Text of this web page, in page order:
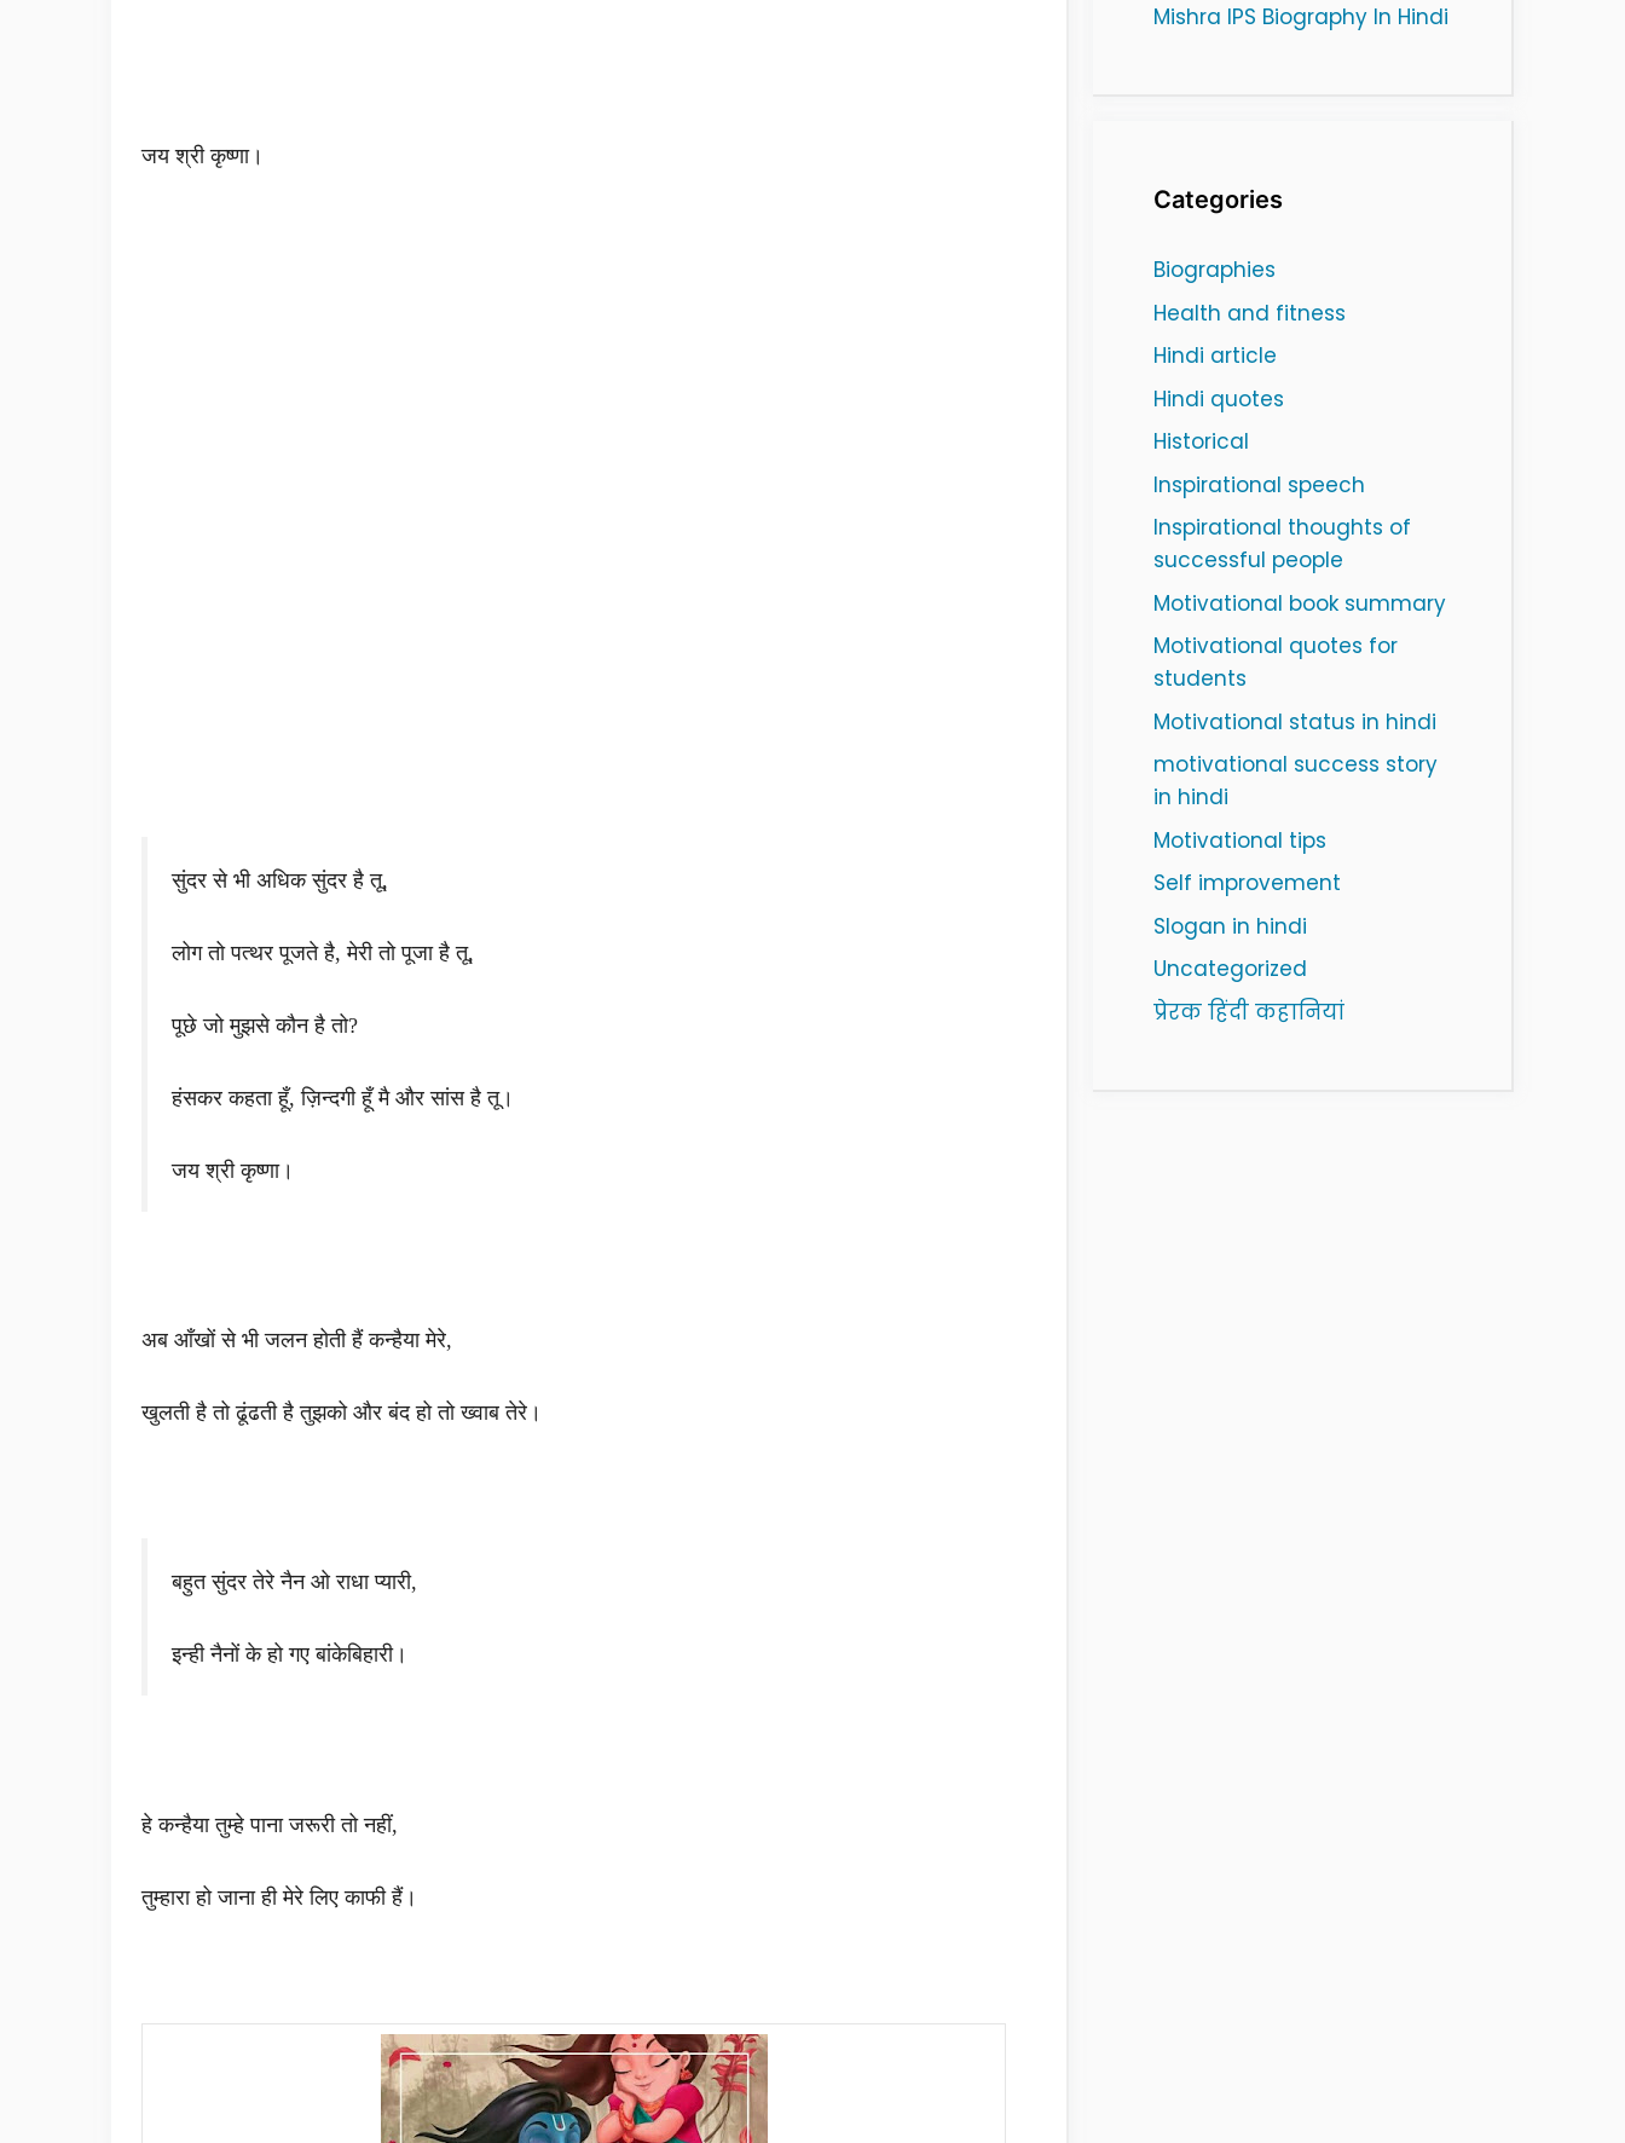
जय श्री कृष्णा।
सुंदर से भी अधिक सुंदर है तू,
लोग तो पत्थर पूजते है, मेरी तो पूजा है तू,
पूछे जो मुझसे कौन है तो?
हंसकर कहता हूँ, ज़िन्दगी हूँ मै और सांस है तू।
जय श्री कृष्णा।
अब आँखों से भी जलन होती हैं कन्हैया मेरे,
खुलती है तो ढूंढती है तुझको और बंद हो तो ख्वाब तेरे।
बहुत सुंदर तेरे नैन ओ राधा प्यारी,
इन्ही नैनों के हो गए बांकेबिहारी।
हे कन्हैया तुम्हे पाना जरूरी तो नहीं,
तुम्हारा हो जाना ही मेरे लिए काफी हैं।
Mishra IPS Biography In Hindi
Categories
Biographies
Health and fitness
Hindi article
Hindi quotes
Historical
Inspirational speech
Inspirational thoughts of
successful people
Motivational book summary
Motivational quotes for
students
Motivational status in hindi
motivational success story
in hindi
Motivational tips
Self improvement
Slogan in hindi
Uncategorized
प्रेरक हिंदी कहानियां